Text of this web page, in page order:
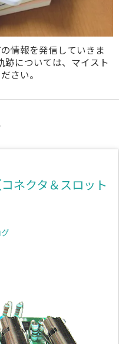
情報を発信していきま
については、マイスト
さい。

検索
ネクタ＆スロット